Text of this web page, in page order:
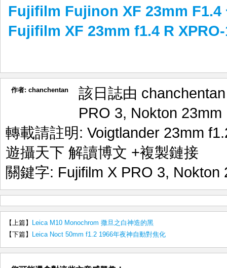
Fujifilm Fujinon XF 23mm F1.4
Fujifilm XF 23mm f1.4 R
作者: chanchentan
該日誌由
PRO 3, Nokton 23mm
轉載請註明: Voigtlander 23mm
遊攝天下 解讀博文 +複製鏈接
關鍵字: Fujifilm X PRO 3, Nokton
【上篇】
Leica M10 Monochrom 撒旦之白神造的黑
【下篇】
Leica Noct 50mm f1.2 1966年夜神自動對焦化